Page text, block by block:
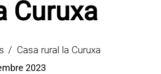
Curuxa
Casa rural la Curuxa
2023